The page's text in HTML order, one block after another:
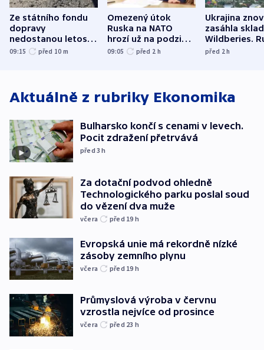
Ze státního fondu
dopravy
nedostanou letos
kraje na silnice ani
09:15 před 10 m
Omezený útok
Ruska na NATO
hrozí už na podzim,
varují tajné služby
09:05 před 2 h
Ukrajina
zasáhla
Wildberies.
útočili v
před 2h
Aktuálně z rubriky Ekonomika
Bulharsko končí s cenami v levech.
Pocit zdražení přetrvává
před 3h
Za dotační podvod ohledně
Technologického parku poslal soud
do vězení dva muže
včera před 19 h
Evropská unie má rekordně nízké
zásoby zemního plynu
včera před 19 h
Průmyslová výroba v červnu
vzrostla nejvíce od prosince
včera před 23 h